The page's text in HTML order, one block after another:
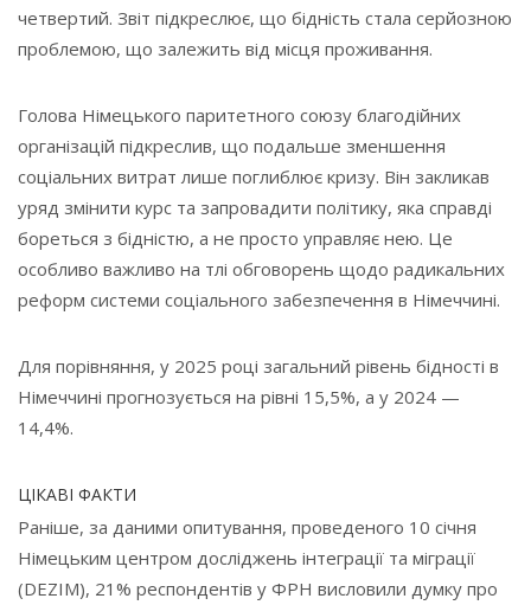
четвертий. Звіт підкреслює, що бідність стала серйозною
проблемою, що залежить від місця проживання.
Голова Німецького паритетного союзу благодійних
організацій підкреслив, що подальше зменшення
соціальних витрат лише поглиблює кризу. Він закликав
уряд змінити курс та запровадити політику, яка справді
бореться з бідністю, а не просто управляє нею. Це
особливо важливо на тлі обговорень щодо радикальних
реформ системи соціального забезпечення в Німеччині.
Для порівняння, у 2025 році загальний рівень бідності в
Німеччині прогнозується на рівні 15,5%, а у 2024 —
14,4%.
ЦІКАВІ ФАКТИ
Раніше, за даними опитування, проведеного 10 січня
Німецьким центром досліджень інтеграції та міграції
(DEZIM), 21% респондентів у ФРН висловили думку про